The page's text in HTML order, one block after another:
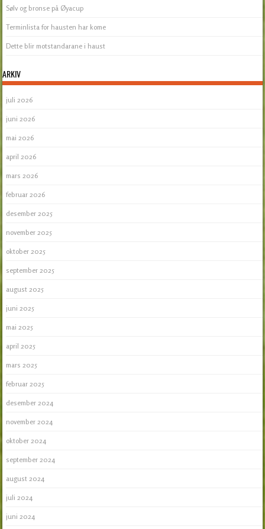
Sølv og bronse på Øyacup
Terminlista for hausten har kome
Dette blir motstandarane i haust
ARKIV
juli 2026
juni 2026
mai 2026
april 2026
mars 2026
februar 2026
desember 2025
november 2025
oktober 2025
september 2025
august 2025
juni 2025
mai 2025
april 2025
mars 2025
februar 2025
desember 2024
november 2024
oktober 2024
september 2024
august 2024
juli 2024
juni 2024